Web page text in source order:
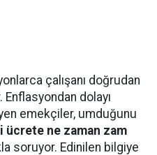
çalışanı doğrudan
dolayı
emekçiler, umduğunu
ücrete ne zaman zam
soruyor. Edinilen bilgiye